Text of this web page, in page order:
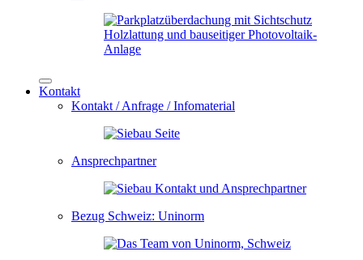
Kontakt
Kontakt / Anfrage / Infomaterial
Ansprechpartner
Bezug Schweiz: Uninorm